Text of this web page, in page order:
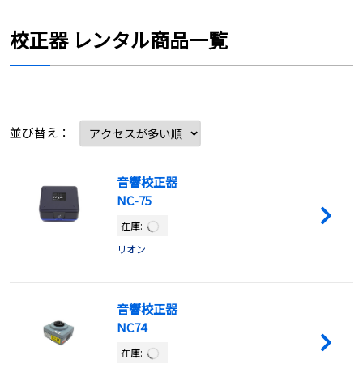
校正器 レンタル商品一覧
並び替え：
音響校正器
NC-75
在庫:
リオン
音響校正器
NC74
在庫: